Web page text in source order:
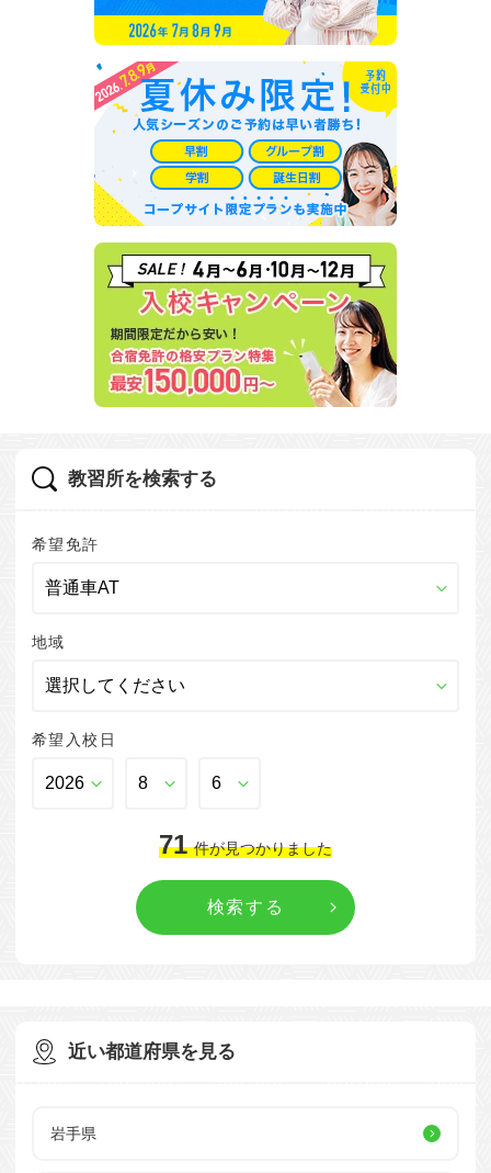
教習所を検索する
希望免許
地域
希望入校日
71 件が見つかりました
近い都道府県を見る
岩手県